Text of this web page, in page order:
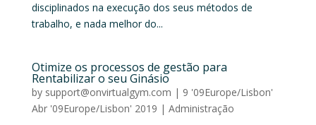
disciplinados na execução dos seus métodos de
trabalho, e nada melhor do...
Otimize os processos de gestão para
Rentabilizar o seu Ginásio
by support@onvirtualgym.com | 9 '09Europe/Lisbon'
Abr '09Europe/Lisbon' 2019 | Administração